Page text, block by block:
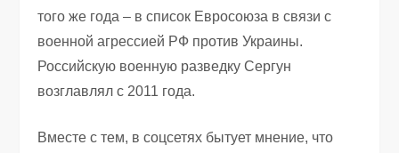
того же года – в список Евросоюза в связи с
военной агрессией РФ против Украины.
Российскую военную разведку Сергун
возглавлял с 2011 года.
Вместе с тем, в соцсетях бытует мнение, что